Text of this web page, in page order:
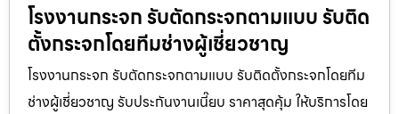
โรงงานกระจก รับตัดกระจกตามแบบ รับติด
ตั้งกระจกโดยทีมช่างผู้เชี่ยวชาญ
โรงงานกระจก รับตัดกระจกตามแบบ รับติดตั้งกระจกโดยทีม
ช่างผู้เชี่ยวชาญ รับประกันงานเนี๊ยบ ราคาสุดคุ้ม ให้บริการโดย